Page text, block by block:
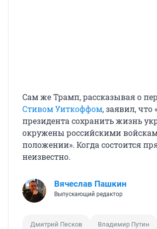
Сам же Трамп, рассказывая о
Стивом Уиткоффом, заявил, что
президента сохранить жизнь
окружены российскими
положении». Когда состоится
неизвестно.
Вячеслав Пашкин
Выпускающий редактор
Дмитрий Песков Владимир Путин